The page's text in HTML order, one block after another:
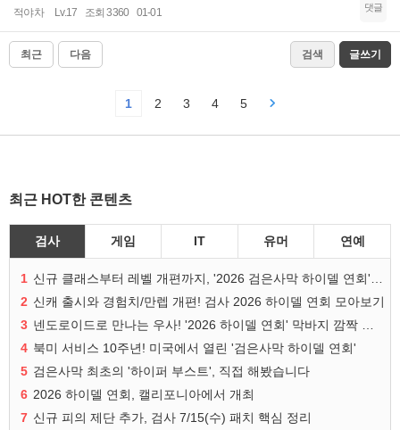
적야차 Lv.17 조회 3360 01-01 댓글
최근 다음 검색 글쓰기
1 2 3 4 5
최근 HOT한 콘텐츠
검사 게임 IT 유머 연예
1
2 신캐 출시와 경험치/만렙 개편! 검사 2026 하이델 연회 모아보기
3
4 북미 서비스 10주년! 미국에서 열린 '검은사막 하이델 연회'
5 검은사막 최초의 '하이퍼 부스트', 직접 해봤습니다
6 2026 하이델 연회, 캘리포니아에서 개최
7 신규 피의 제단 추가, 검사 7/15(수) 패치 핵심 정리